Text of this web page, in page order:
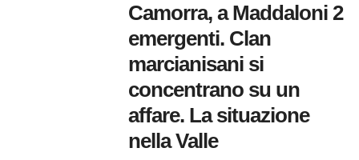
Camorra, a Maddaloni 2
emergenti. Clan
marcianisani si
concentrano su un
affare. La situazione
nella Valle